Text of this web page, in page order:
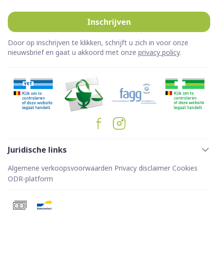
Inschrijven
Door op inschrijven te klikken, schrijft u zich in voor onze
nieuwsbrief en gaat u akkoord met onze privacy policy.
Juridische links
Algemene verkoopsvoorwaarden Privacy disclaimer Cookies
ODR-platform